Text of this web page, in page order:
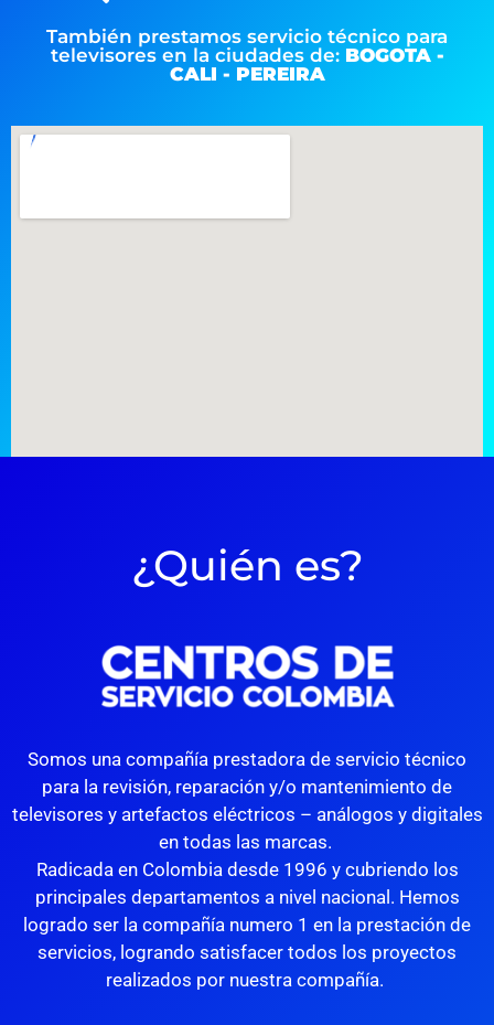
También prestamos servicio técnico para
televisores en la ciudades de: BOGOTA -
CALI - PEREIRA
¿Quién es?
Somos una compañía prestadora de servicio técnico
para la revisión, reparación y/o mantenimiento de
televisores y artefactos eléctricos – análogos y digitales
en todas las marcas.
Radicada en Colombia desde 1996 y cubriendo los
principales departamentos a nivel nacional. Hemos
logrado ser la compañía numero 1 en la prestación de
servicios, logrando satisfacer todos los proyectos
realizados por nuestra compañía.